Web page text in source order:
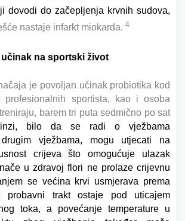
dovodi do začepljenja krvnih sudova,
nastaje infarkt miokarda. 4
učinak na sportski život
je povoljan učinak probiotika kod
profesionalnih sportista, kao i osoba
barem tri puta sedmično po sat
bilo da se radi o vježbama
vježbama, mogu utjecati na
crijeva što omogućuje ulazak
u zdravoj flori ne prolaze crijevnu
se većina krvi usmjerava prema
probavni trakt ostaje pod uticajem
toka, a povećanje temperature u